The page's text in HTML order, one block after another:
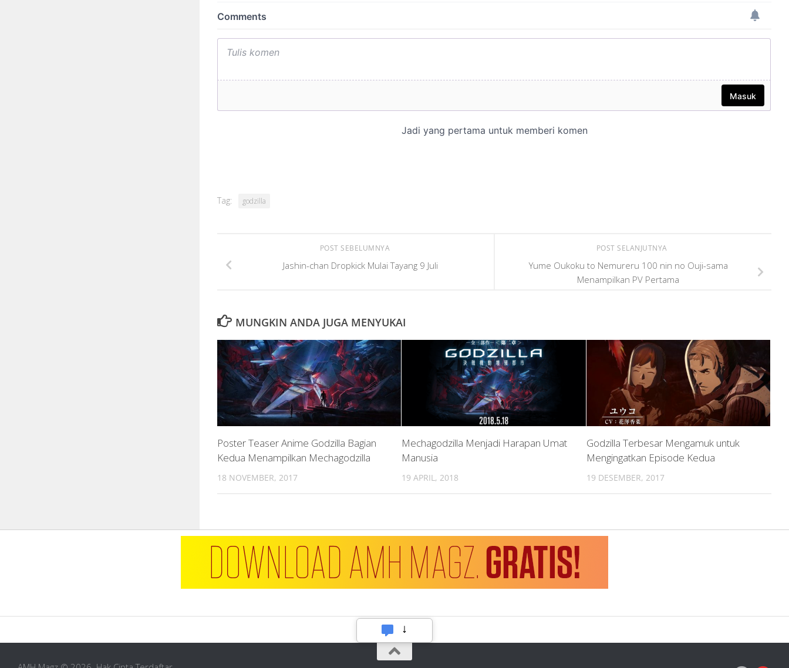
Tag: godzilla
POST SELANJUTNYA
Yume Oukoku to Nemureru 100 nin no Ouji-sama
Menampilkan PV Pertama
POST SEBELUMNYA
Jashin-chan Dropkick Mulai Tayang 9 Juli
MUNGKIN ANDA JUGA MENYUKAI
Poster Teaser Anime Godzilla Bagian
Kedua Menampilkan Mechagodzilla
18 NOVEMBER, 2017
Mechagodzilla Menjadi Harapan Umat
Manusia
19 APRIL, 2018
Godzilla Terbesar Mengamuk untuk
Mengingatkan Episode Kedua
19 DESEMBER, 2017
Hubungi Kami